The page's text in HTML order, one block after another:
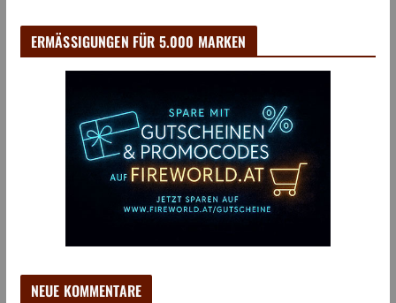
ERMÄSSIGUNGEN FÜR 5.000 MARKEN
NEUE KOMMENTARE